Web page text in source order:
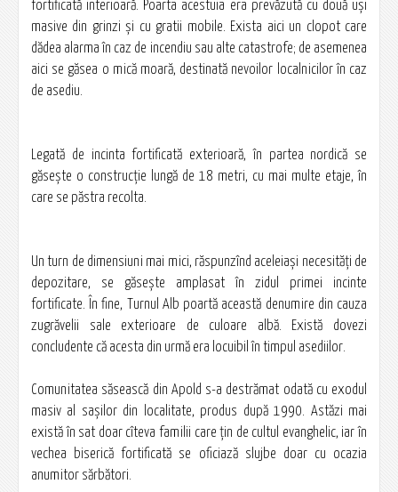
fortificată interioară. Poarta acestuia era prevăzută cu două uşi
masive din grinzi şi cu gratii mobile. Exista aici un clopot care
dădea alarma în caz de incendiu sau alte catastrofe; de asemenea
aici se găsea o mică moară, destinată nevoilor localnicilor în caz
de asediu.
Legată de incinta fortificată exterioară, în partea nordică se
găseşte o construcţie lungă de 18 metri, cu mai multe etaje, în
care se păstra recolta.
Un turn de dimensiuni mai mici, răspunzînd aceleiaşi necesităţi de
depozitare, se găseşte amplasat în zidul primei incinte
fortificate. În fine, Turnul Alb poartă această denumire din cauza
zugrăvelii sale exterioare de culoare albă. Există dovezi
concludente că acesta din urmă era locuibil în timpul asediilor.
Comunitatea săsească din Apold s-a destrămat odată cu exodul
masiv al saşilor din localitate, produs după 1990. Astăzi mai
există în sat doar cîteva familii care ţin de cultul evanghelic, iar în
vechea biserică fortificată se oficiază slujbe doar cu ocazia
anumitor sărbători.